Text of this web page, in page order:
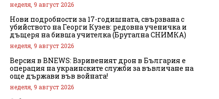
неделя, 9 август 2026
Нови подробности за 17-годишната, свързвана с
убийството на Георги Кузев: редовна ученичка и
дъщеря на бивша учителка (Брутална СНИМКА)
неделя, 9 август 2026
Версия в BNEWS: Взривеният дрон в България е
операция на украинските служби за въвличане на
още държави във войната!
неделя, 9 август 2026